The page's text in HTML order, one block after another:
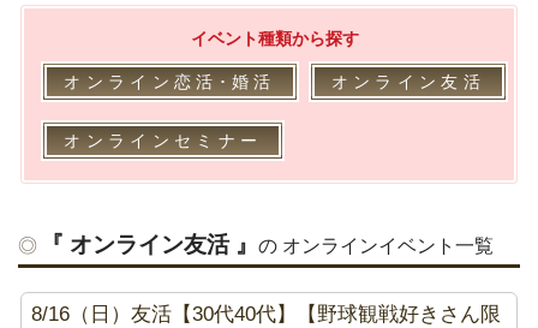
イベント種類から探す
オンライン恋活･婚活 オンライン友活
オンラインセミナー
『 オンライン友活 』の オンラインイベント一覧
8/16（日）友活【30代40代】【野球観戦好きさん限